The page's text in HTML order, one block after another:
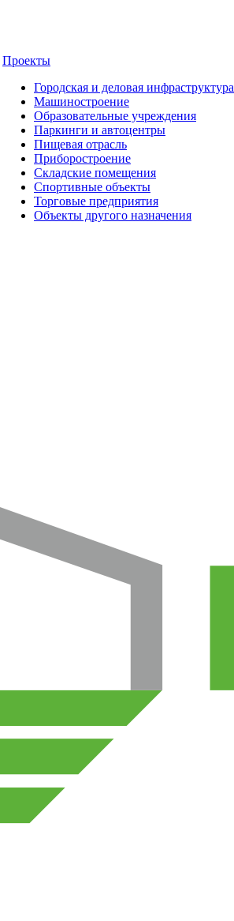
Проекты
Городская и деловая инфраструктура
Машиностроение
Образовательные учреждения
Паркинги и автоцентры
Пищевая отрасль
Приборостроение
Складские помещения
Спортивные объекты
Торговые предприятия
Объекты другого назначения